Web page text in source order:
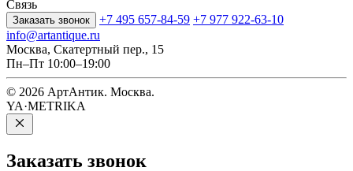
Связь
Заказать звонок +7 495 657-84-59 +7 977 922-63-10
info@artantique.ru
Москва, Скатертный пер., 15
Пн–Пт 10:00–19:00
© 2026 АртАнтик. Москва.
YA·METRIKA
Заказать звонок